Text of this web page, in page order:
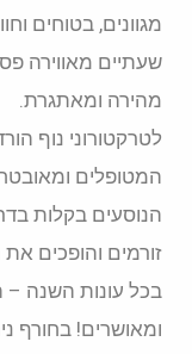
מגוונים, בטוחים
שעתיים מאווירה
מהירה ומאתגרת.
לטרקטורוני נוף
המטופלים
הנוסעים בקלות
זורמים והופכים
בכל עונות השנה –
ומאושרים! בחורף